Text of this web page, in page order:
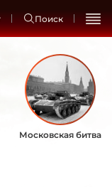
Поиск
Московская битва